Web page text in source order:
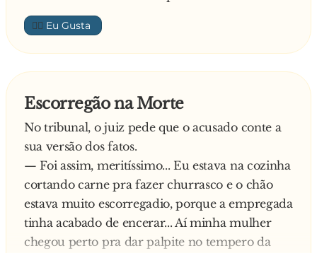
👍🏼
Escorregão na Morte
No tribunal, o juiz pede que o acusado conte a
sua versão dos fatos.
— Foi assim, meritíssimo... Eu estava na cozinha
cortando carne pra fazer churrasco e o chão
estava muito escorregadio, porque a empregada
tinha acabado de encerar... Aí minha mulher
chegou perto pra dar palpite no tempero da